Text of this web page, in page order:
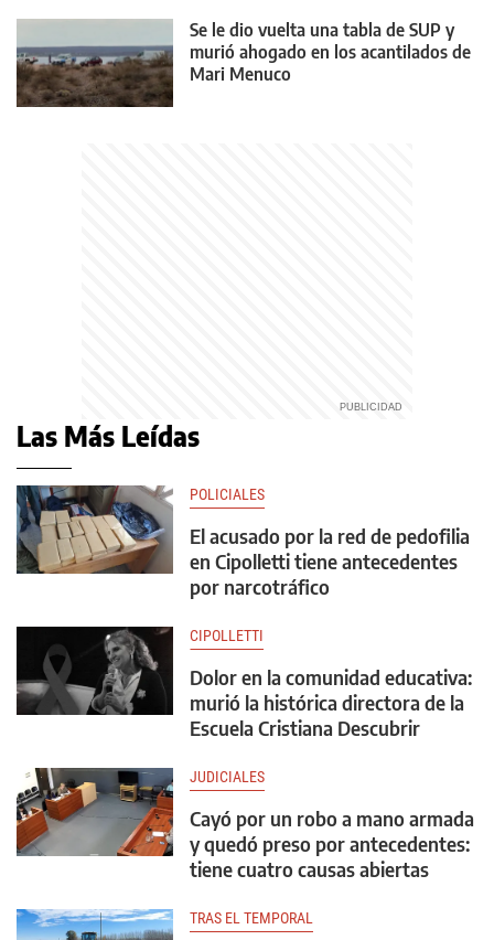
Se le dio vuelta una tabla de SUP y
murió ahogado en los acantilados de
Mari Menuco
Las Más Leídas
POLICIALES
El acusado por la red de pedofilia
en Cipolletti tiene antecedentes
por narcotráfico
CIPOLLETTI
Dolor en la comunidad educativa:
murió la histórica directora de la
Escuela Cristiana Descubrir
JUDICIALES
Cayó por un robo a mano armada
y quedó preso por antecedentes:
tiene cuatro causas abiertas
TRAS EL TEMPORAL